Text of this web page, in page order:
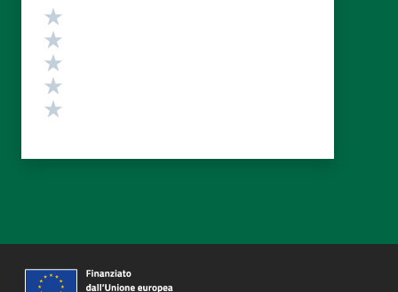
Valutazione